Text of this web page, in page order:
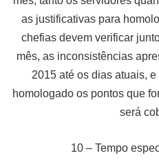
as justificativas para
chefias devem verificar
mês, as inconsistências
2015 até os dias atuais,
homologado os pontos que
será
10 – Tempo